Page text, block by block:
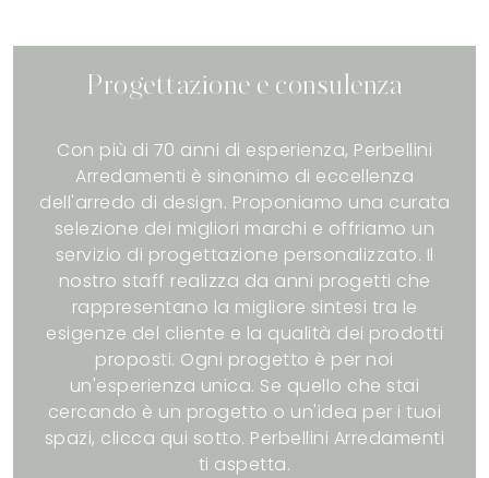
Progettazione e consulenza
Con più di 70 anni di esperienza, Perbellini
Arredamenti è sinonimo di eccellenza
dell'arredo di design. Proponiamo una curata
selezione dei migliori marchi e offriamo un
servizio di progettazione personalizzato. Il
nostro staff realizza da anni progetti che
rappresentano la migliore sintesi tra le
esigenze del cliente e la qualità dei prodotti
proposti. Ogni progetto è per noi
un'esperienza unica. Se quello che stai
cercando è un progetto o un'idea per i tuoi
spazi, clicca qui sotto. Perbellini Arredamenti
ti aspetta.